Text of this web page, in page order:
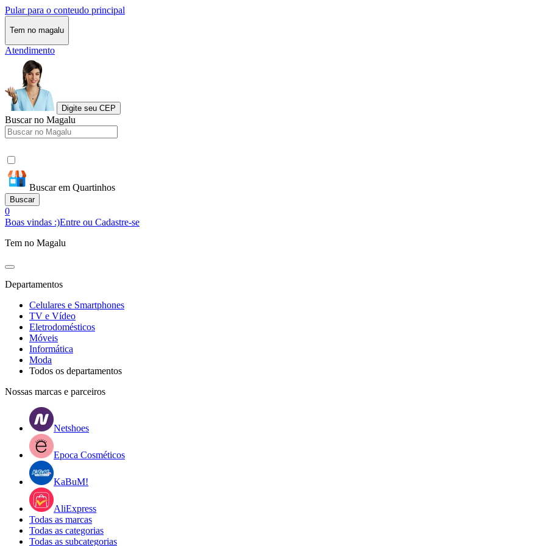
Pular para o conteudo principal
Tem no magalu
Atendimento
Digite seu CEP
Buscar no Magalu
Buscar em Quartinhos
Buscar
0
Boas vindas :)Entre ou Cadastre-se
Tem no Magalu
Departamentos
Celulares e Smartphones
TV e Vídeo
Eletrodomésticos
Móveis
Informática
Moda
Todos os departamentos
Nossas marcas e parceiros
Netshoes
Epoca Cosméticos
KaBuM!
AliExpress
Todas as marcas
Todas as categorias
Todas as subcategorias